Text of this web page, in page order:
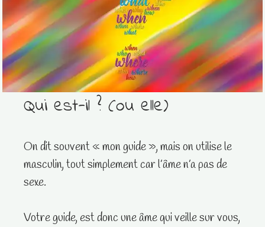
Qui est-il ? (ou elle)
On dit souvent « mon guide », mais on utilise le
masculin, tout simplement car l’âme n’a pas de
sexe.
Votre guide, est donc une âme qui veille sur vous,